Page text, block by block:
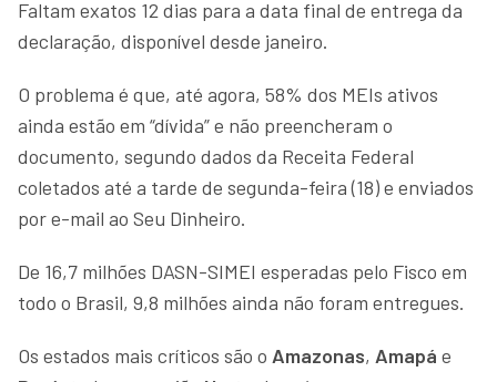
Faltam exatos 12 dias para a data final de entrega da
declaração, disponível desde janeiro.
O problema é que, até agora, 58% dos MEIs ativos
ainda estão em “dívida” e não preencheram o
documento, segundo dados da Receita Federal
coletados até a tarde de segunda-feira (18) e enviados
por e-mail ao Seu Dinheiro.
De 16,7 milhões DASN-SIMEI esperadas pelo Fisco em
todo o Brasil, 9,8 milhões ainda não foram entregues.
Os estados mais críticos são o Amazonas, Amapá e